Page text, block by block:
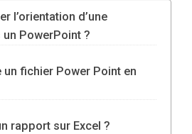
l’orientation d’une
PowerPoint ?
un fichier Power Point en
rapport sur Excel ?